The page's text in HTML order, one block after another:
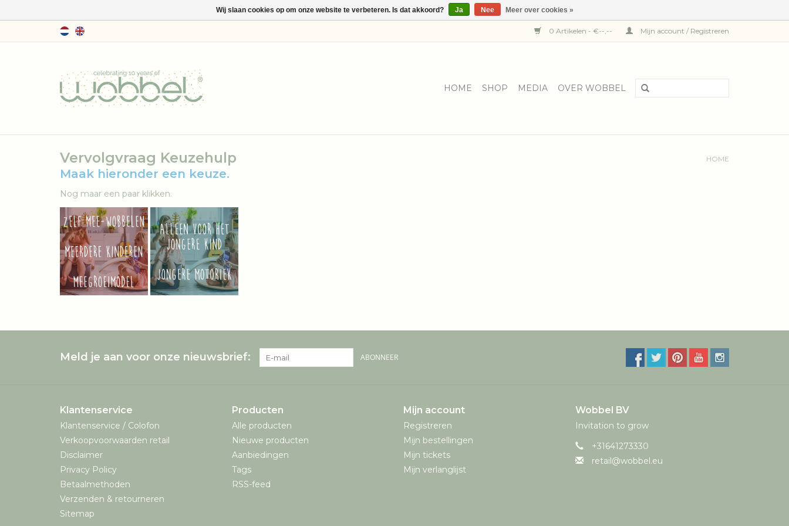
0 Artikelen - €--,-- Mijn account / Registreren
HOME SHOP MEDIA OVER WOBBEL
Vervolgvraag Keuzehulp HOME
Maak hieronder een keuze.
Nog maar een paar klikken.
Meld je aan voor onze nieuwsbrief: ABONNEER
Klantenservice
Klantenservice / Colofon
Verkoopvoorwaarden retail
Disclaimer
Privacy Policy
Betaalmethoden
Verzenden & retourneren
Sitemap
Producten
Alle producten
Nieuwe producten
Aanbiedingen
Tags
RSS-feed
Mijn account
Registreren
Mijn bestellingen
Mijn tickets
Mijn verlanglijst
Wobbel BV
Invitation to grow
+31641273330
retail@wobbel.eu
Wij slaan cookies op om onze website te verbeteren. Is dat akkoord? Ja Nee Meer over cookies »